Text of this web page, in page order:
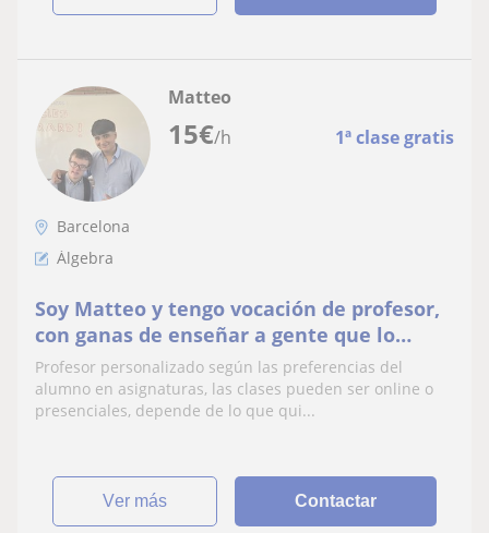
15€/h 1ª clase gratis
Matteo
Barcelona
Álgebra
Soy Matteo y tengo vocación de profesor,
con ganas de enseñar a gente que lo
necesita
Profesor personalizado según las preferencias del
alumno en asignaturas, las clases pueden ser online o
presenciales, depende de lo que qui...
ver más Contactar